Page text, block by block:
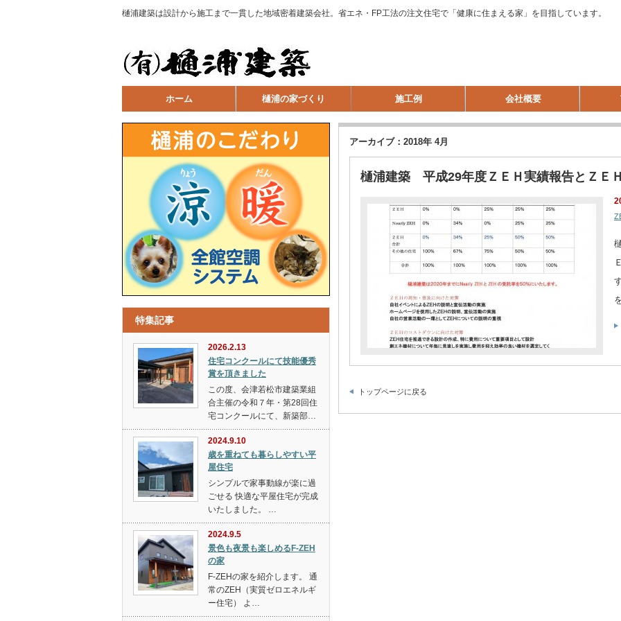
樋浦建築は設計から施工まで一貫した地域密着建築会社。省エネ・FP工法の注文住宅で「健康に住まえる家」を目指しています。
ホーム 樋浦の家づくり 施工例 会社概要
アーカイブ：2018年 4月
樋浦建築 平成29年度ＺＥＨ実績報告とＺＥ
トップページに戻る
特集記事
2026.2.13
住宅コンクールにて技能優秀
賞を頂きました
この度、会津若松市建築業組
合主催の令和７年・第28回住
宅コンクールにて、新築部…
2024.9.10
歳を重ねても暮らしやすい平
屋住宅
シンプルで家事動線が楽に過
ごせる 快適な平屋住宅が完成
いたしました。 …
2024.9.5
景色も夜景も楽しめるF‐ZEH
の家
F-ZEHの家を紹介します。 通
常のZEH（実質ゼロエネルギ
ー住宅） よ…